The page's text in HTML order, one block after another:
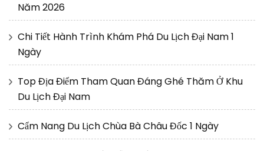
Năm 2026
Chi Tiết Hành Trình Khám Phá Du Lịch Đại Nam 1
Ngày
Top Địa Điểm Tham Quan Đáng Ghé Thăm Ở Khu
Du Lịch Đại Nam
Cẩm Nang Du Lịch Chùa Bà Châu Đốc 1 Ngày